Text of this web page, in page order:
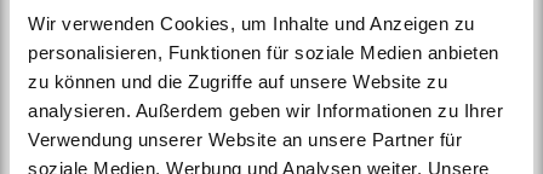
Wir verwenden Cookies, um Inhalte und Anzeigen zu
personalisieren, Funktionen für soziale Medien anbieten
zu können und die Zugriffe auf unsere Website zu
analysieren. Außerdem geben wir Informationen zu Ihrer
Verwendung unserer Website an unsere Partner für
soziale Medien, Werbung und Analysen weiter. Unsere
Benutzer
verwendet
Bei sogenannten Cookies handelt es